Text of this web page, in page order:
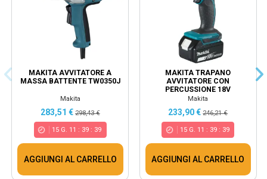
MAKITA AVVITATORE A
MASSA BATTENTE TW0350J
Makita
283,51 € 298,43 €
15 G. 11 : 39 : 39
AGGIUNGI AL CARRELLO
MAKITA TRAPANO
AVVITATORE CON
PERCUSSIONE 18V
MANDRINO 13MM 42NM
Makita
233,90 €246,21 €
15G. 11 : 39: 39
AGGIUNGI AL CARRELLO